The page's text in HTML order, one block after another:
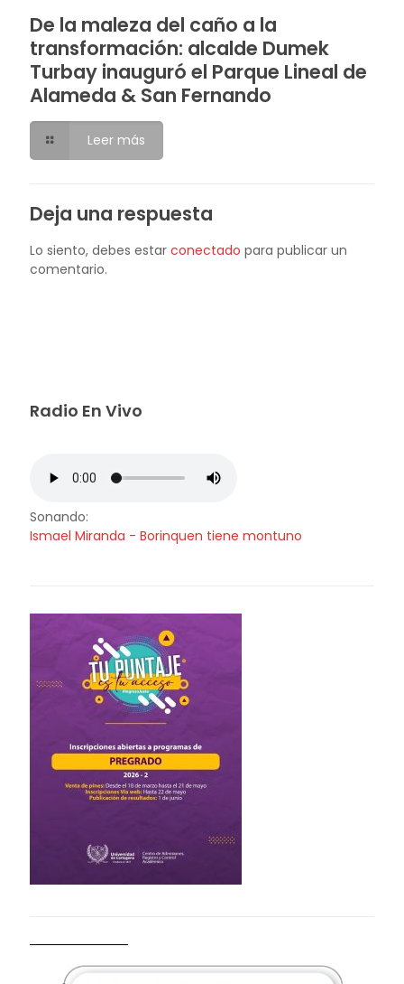
De la maleza del caño a la
transformación: alcalde Dumek
Turbay inauguró el Parque Lineal de
Alameda & San Fernando
Leer más
Deja una respuesta
Lo siento, debes estar conectado para publicar un
comentario.
Radio En Vivo
Sonando:
Ismael Miranda - Borinquen tiene montuno